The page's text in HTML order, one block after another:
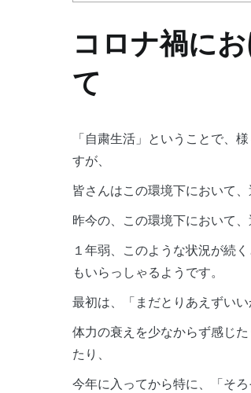
コロナ禍に
て
「自粛生活」ということで、
すが、
皆さんはこの環境下において
昨今の、この環境下において
１年弱、このような状況が続
もいらっしゃるようです。
最初は、「まだとりあえずい
体力の衰えを少なからず感じ
たり、
今年に入ってから特に、「そ